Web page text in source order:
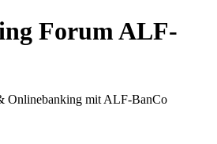
Forum ALF-
Onlinebanking mit ALF-BanCo